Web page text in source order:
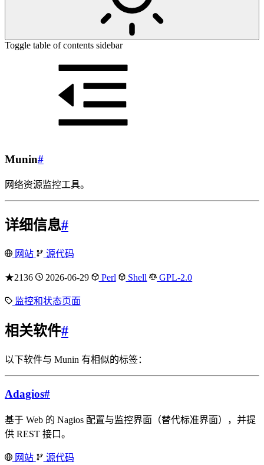
Toggle table of contents sidebar
Munin#
网络资源监控工具。
详细信息#
网站 源代码
★2136 2026-06-29 Perl Shell GPL-2.0
监控和状态页面
相关软件#
以下软件与 Munin 有相似的标签：
Adagios#
基于 Web 的 Nagios 配置与监控界面（替代标准界面），并提
供 REST 接口。
网站 源代码